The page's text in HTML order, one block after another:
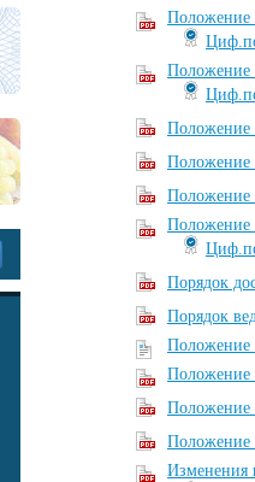
Положение
Положение
Положение
Положение
Положение
Положение
Порядок
Порядок
Положение
Положение
Положение
Положение
Изменения